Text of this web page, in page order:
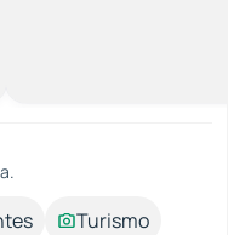
Turismo